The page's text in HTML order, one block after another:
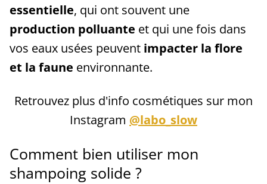
essentielle, qui ont souvent une
production polluante et qui une fois dans
vos eaux usées peuvent impacter la flore
et la faune environnante.
Retrouvez plus d'info cosmétiques sur mon
Instagram @labo_slow
Comment bien utiliser mon
shampoing solide ?